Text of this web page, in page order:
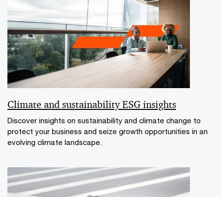
Climate and sustainability ESG insights
Discover insights on sustainability and climate change to
protect your business and seize growth opportunities in an
evolving climate landscape.